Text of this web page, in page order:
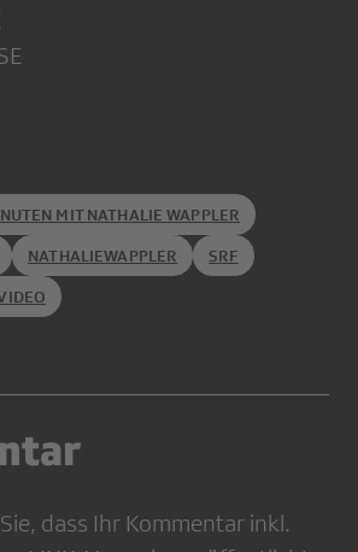
MIT NATHALIE WAPPLER
NATHALIEWAPPLER SRF
dass Ihr Kommentar inkl.